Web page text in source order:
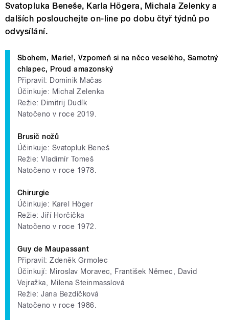
Svatopluka Beneše, Karla Högera, Michala Zelenky a
dalších poslouchejte on-line po dobu čtyř týdnů po
odvysílání.
Sbohem, Marie!, Vzpomeň si na něco veselého, Samotný
chlapec, Proud amazonský
Připravil: Dominik Mačas
Účinkuje: Michal Zelenka
Režie: Dimitrij Dudík
Natočeno v roce 2019.
Brusič nožů
Účinkuje: Svatopluk Beneš
Režie: Vladimír Tomeš
Natočeno v roce 1978.
Chirurgie
Účinkuje: Karel Höger
Režie: Jiří Horčička
Natočeno v roce 1972.
Guy de Maupassant
Připravil: Zdeněk Grmolec
Účinkují: Miroslav Moravec, František Němec, David
Vejražka, Milena Steinmasslová
Režie: Jana Bezdíčková
Natočeno v roce 1986.